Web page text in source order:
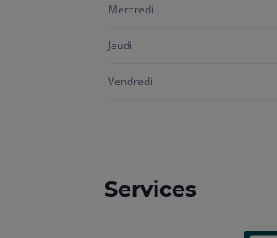
Mercredi
Jeudi
Vendredi
Services